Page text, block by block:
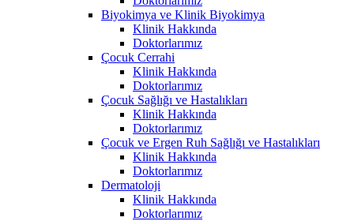
Biyokimya ve Klinik Biyokimya
Klinik Hakkında
Doktorlarımız
Çocuk Cerrahi
Klinik Hakkında
Doktorlarımız
Çocuk Sağlığı ve Hastalıkları
Klinik Hakkında
Doktorlarımız
Çocuk ve Ergen Ruh Sağlığı ve Hastalıkları
Klinik Hakkında
Doktorlarımız
Dermatoloji
Klinik Hakkında
Doktorlarımız